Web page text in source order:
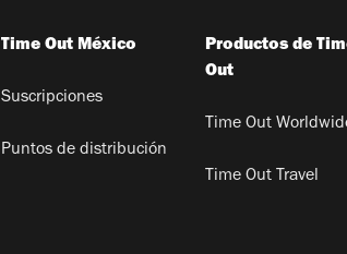
Time Out México
Suscripciones
Puntos de distribución
Productos de
Out
Time Out
Time Out Travel